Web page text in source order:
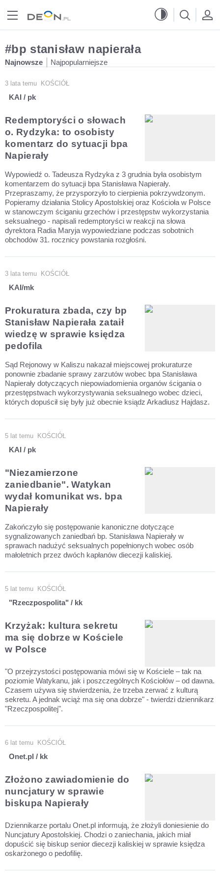
#bp stanisław napierała
Najnowsze Najpopularniejsze
3 lata temu KOŚCIÓŁ
KAI / pk
Redemptoryści o słowach
o. Rydzyka: to osobisty
komentarz do sytuacji bpa
Napierały
Wypowiedź o. Tadeusza Rydzyka z 3 grudnia była osobistym
komentarzem do sytuacji bpa Stanisława Napierały.
Przepraszamy, że przysporzyło to cierpienia pokrzywdzonym.
Popieramy działania Stolicy Apostolskiej oraz Kościoła w Polsce
w stanowczym ściganiu grzechów i przestępstw wykorzystania
seksualnego - napisali redemptoryści w reakcji na słowa
dyrektora Radia Maryja wypowiedziane podczas sobotnich
obchodów 31. rocznicy powstania rozgłośni.
3 lata temu KOŚCIÓŁ
KAI/mk
Prokuratura zbada, czy bp
Stanisław Napierała zataił
wiedzę w sprawie księdza
pedofila
Sąd Rejonowy w Kaliszu nakazał miejscowej prokuraturze
ponownie zbadanie sprawy zarzutów wobec bpa Stanisława
Napierały dotyczących niepowiadomienia organów ścigania o
przestępstwach wykorzystywania seksualnego wobec dzieci,
których dopuścił się były już obecnie ksiądz Arkadiusz Hajdasz.
5 lat temu KOŚCIÓŁ
KAI / pk
"Niezamierzone
zaniedbanie". Watykan
wydał komunikat ws. bpa
Napierały
Zakończyło się postępowanie kanoniczne dotyczące
sygnalizowanych zaniedbań bp. Stanisława Napierały w
sprawach nadużyć seksualnych popełnionych wobec osób
małoletnich przez dwóch kapłanów diecezji kaliskiej.
5 lat temu KOŚCIÓŁ
"Rzeczpospolita" / kk
Krzyżak: kultura sekretu
ma się dobrze w Kościele
w Polsce
"O przejrzystości postępowania mówi się w Kościele – tak na
poziomie Watykanu, jak i poszczególnych Kościołów – od dawna.
Czasem używa się stwierdzenia, że trzeba zerwać z kulturą
sekretu. A jednak wciąż ma się ona dobrze" - twierdzi dziennikarz
"Rzeczpospolitej".
6 lat temu KOŚCIÓŁ
Onet.pl / kk
Złożono zawiadomienie do
nuncjatury w sprawie
biskupa Napierały
Dziennikarze portalu Onet.pl informują, że złożyli doniesienie do
Nuncjatury Apostolskiej. Chodzi o zaniechania, jakich miał
dopuścić się biskup senior diecezji kaliskiej w sprawie księdza
oskarżonego o pedofilię.